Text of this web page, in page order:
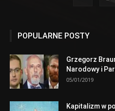
POPULARNE POSTY
Grzegorz
Narodowy i
05/01/2019
Kapitalizm w